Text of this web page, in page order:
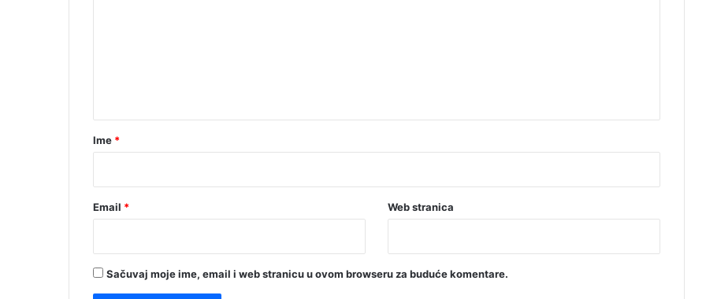
r
Ime *
Email * Web stranica
Sačuvaj moje ime, email i web stranicu u ovom browseru za buduće komentare.